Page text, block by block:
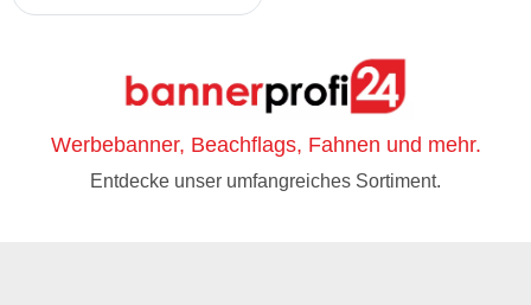
Werbebanner, Beachflags, Fahnen und mehr.
Entdecke unser umfangreiches Sortiment.